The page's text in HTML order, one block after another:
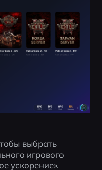
выбрать
игрового
ускорение».